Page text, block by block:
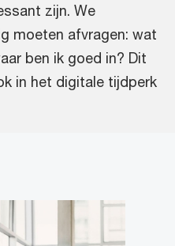
zijn. We
moeten afvragen: wat
ben ik goed in? Dit
in het digitale tijdperk